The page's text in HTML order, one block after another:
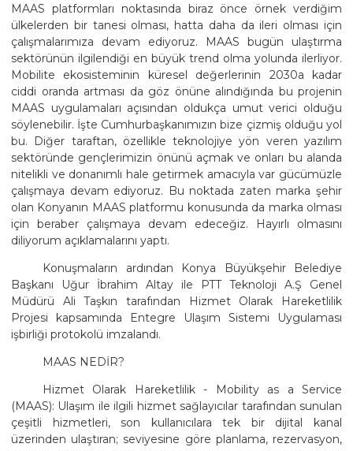
MAAS platformları noktasında biraz önce örnek verdiğim
ülkelerden bir tanesi olması, hatta daha da ileri olması için
çalışmalarımıza devam ediyoruz. MAAS bugün ulaştırma
sektörünün ilgilendiği en büyük trend olma yolunda ilerliyor.
Mobilite ekosisteminin küresel değerlerinin 2030a kadar
ciddi oranda artması da göz önüne alındığında bu projenin
MAAS uygulamaları açısından oldukça umut verici olduğu
söylenebilir. İşte Cumhurbaşkanımızın bize çizmiş olduğu yol
bu. Diğer taraftan, özellikle teknolojiye yön veren yazılım
sektöründe gençlerimizin önünü açmak ve onları bu alanda
nitelikli ve donanımlı hale getirmek amacıyla var gücümüzle
çalışmaya devam ediyoruz. Bu noktada zaten marka şehir
olan Konyanın MAAS platformu konusunda da marka olması
için beraber çalışmaya devam edeceğiz. Hayırlı olmasını
diliyorum açıklamalarını yaptı.
Konuşmaların ardından Konya Büyükşehir Belediye
Başkanı Uğur İbrahim Altay ile PTT Teknoloji A.Ş Genel
Müdürü Ali Taşkın tarafından Hizmet Olarak Hareketlilik
Projesi kapsamında Entegre Ulaşım Sistemi Uygulaması
işbirliği protokolü imzalandı.
MAAS NEDİR?
Hizmet Olarak Hareketlilik - Mobility as a Service
(MAAS): Ulaşım ile ilgili hizmet sağlayıcılar tarafından sunulan
çeşitli hizmetleri, son kullanıcılara tek bir dijital kanal
üzerinden ulaştıran; seviyesine göre planlama, rezervasyon,